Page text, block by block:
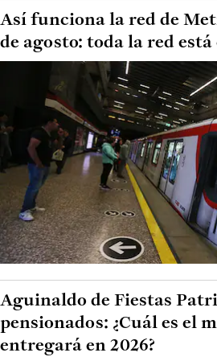
Así funciona la red de
de agosto: toda la red
Aguinaldo de Fiestas
pensionados: ¿Cuál es el
entregará en 2026?